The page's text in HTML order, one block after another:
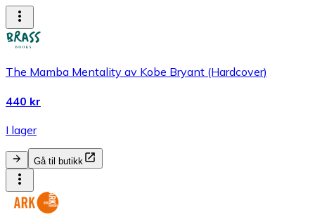
The Mamba Mentality av Kobe Bryant (Hardcover)
440 kr
I lager
Gå til butikk